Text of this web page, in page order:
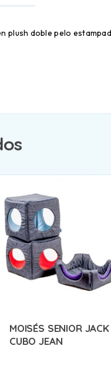
doble pelo
MOISÉS SENIOR JACK
CUBO JEAN